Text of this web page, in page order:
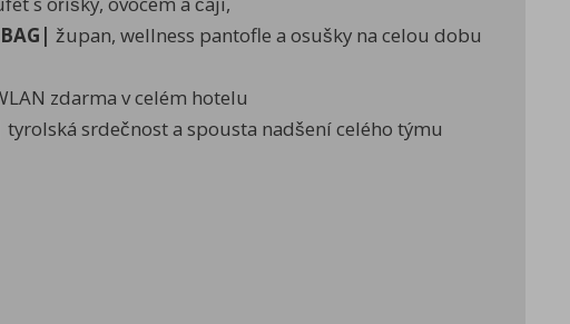
župan, wellness pantofle a osušky na celou dobu
zdarma v celém hotelu
tyrolská srdečnost a spousta nadšení celého týmu